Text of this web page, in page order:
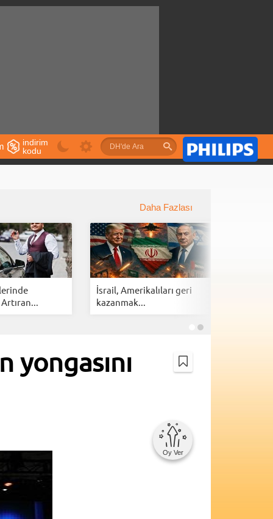
indirim
kodu
Daha Fazlası
İsrail, Amerikalıları geri
kazanmak...
yongasını
Oy Ver